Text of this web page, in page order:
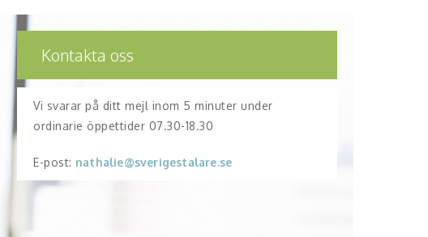
Kontakta oss
Vi svarar på ditt mejl inom 5 minuter under
ordinarie öppettider 07.30-18.30
E-post: nathalie@sverigestalare.se